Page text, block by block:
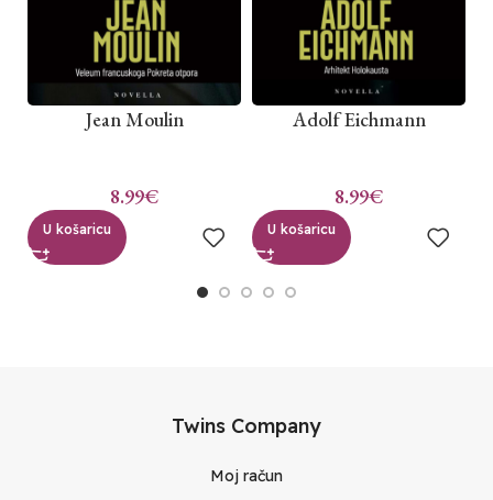
Jean Moulin
8.99€
U košaricu
Adolf Eichmann
8.99€
U košaricu
Twins Company
Moj račun